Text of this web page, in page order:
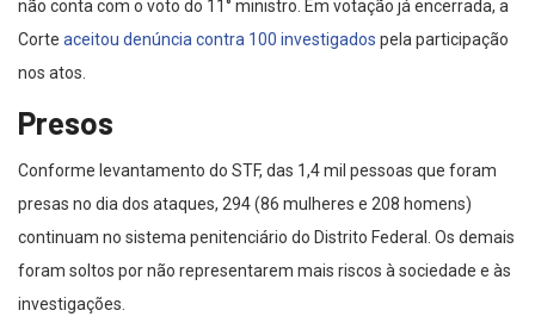
não conta com o voto do 11° ministro. Em votação já encerrada, a
Corte aceitou denúncia contra 100 investigados pela participação
nos atos.
Presos
Conforme levantamento do STF, das 1,4 mil pessoas que foram
presas no dia dos ataques, 294 (86 mulheres e 208 homens)
continuam no sistema penitenciário do Distrito Federal. Os demais
foram soltos por não representarem mais riscos à sociedade e às
investigações.